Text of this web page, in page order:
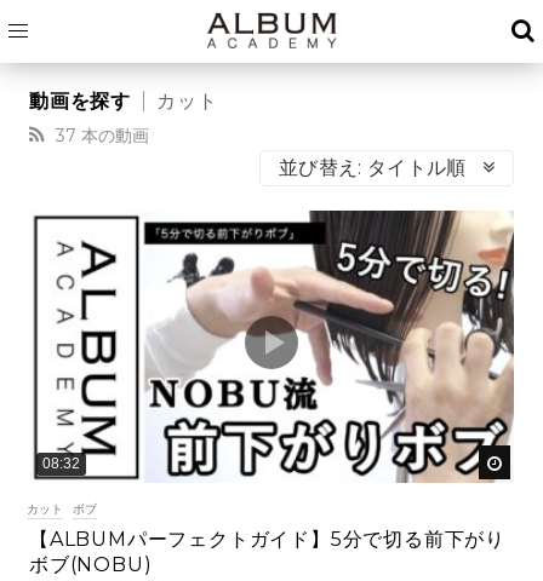
カット
37 本の動画
並び替え: タイトル順
08:32
カット ボブ
【ALBUMパーフェクトガイド】5分で切る前下がり
ボブ(NOBU)